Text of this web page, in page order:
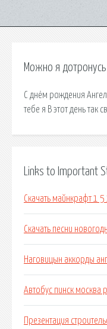
Можно я
С днём рождения
тебе я В этот день так
Links to Important
Скачать майнкрафт 1
Скачать песни
Наговицын аккорды
Автобус пинск москва
Презентация